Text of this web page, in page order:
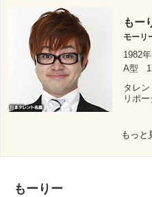
もー
モーリ
1982
A型
タレ
リポ
もっと
もーりー